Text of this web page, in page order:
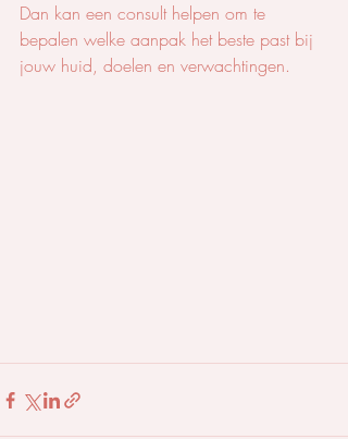
Dan kan een consult helpen om te
bepalen welke aanpak het beste past bij
jouw huid, doelen en verwachtingen.